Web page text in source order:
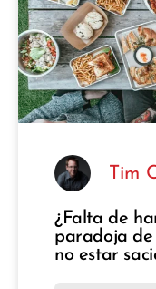
Tim
¿Falta de
paradoja
no estar